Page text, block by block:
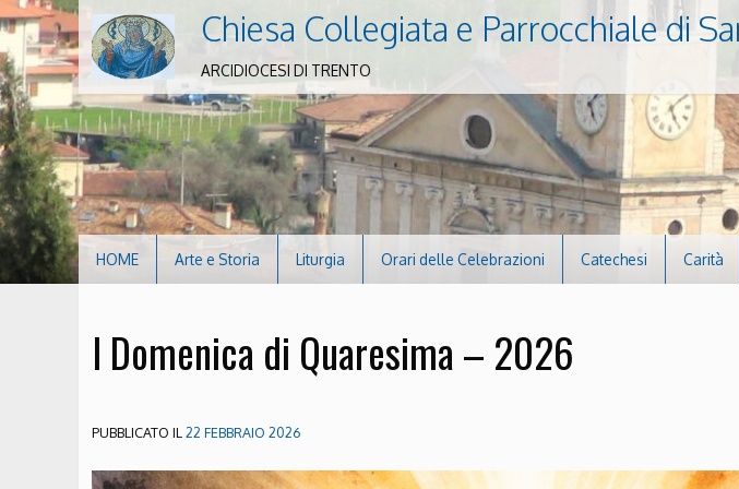
Chiesa Collegiata e Parrocchiale di
ARCIDIOCESI DI TRENTO
HOME Arte e Storia Liturgia Orari delle Celebrazioni Catechesi Carità
I Domenica di Quaresima – 2026
PUBBLICATO IL22 FEBBRAIO 2026